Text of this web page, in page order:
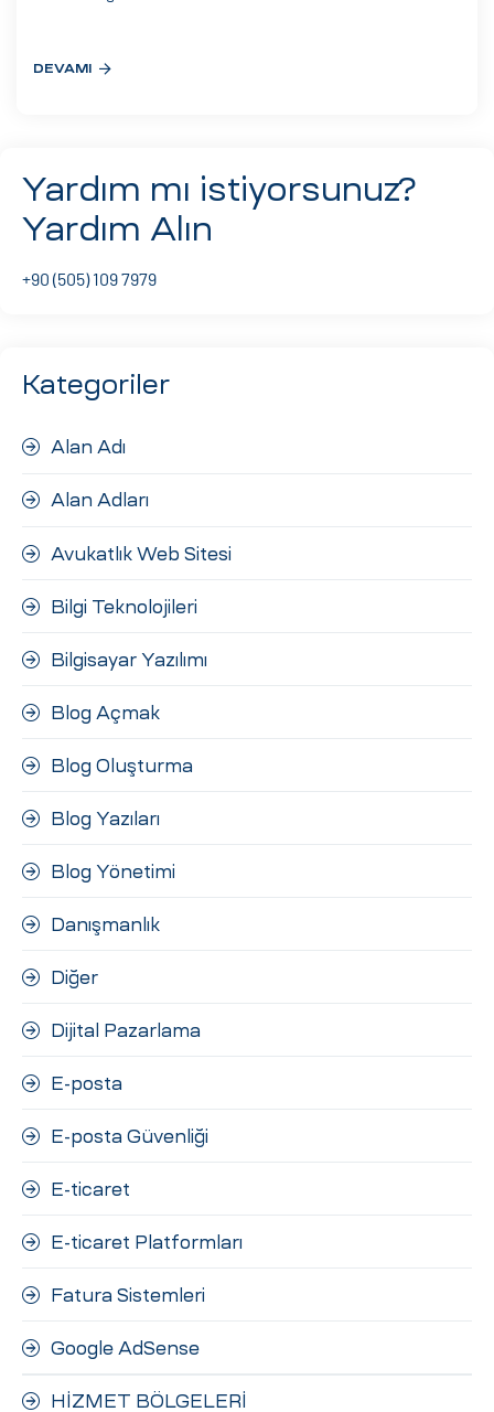
DEVAMI
Yardım mı istiyorsunuz?
Yardım Alın
+90 (505) 109 7979
Kategoriler
Alan Adı
Alan Adları
Avukatlık Web Sitesi
Bilgi Teknolojileri
Bilgisayar Yazılımı
Blog Açmak
Blog Oluşturma
Blog Yazıları
Blog Yönetimi
Danışmanlık
Diğer
Dijital Pazarlama
E-posta
E-posta Güvenliği
E-ticaret
E-ticaret Platformları
Fatura Sistemleri
Google AdSense
HİZMET BÖLGELERİ